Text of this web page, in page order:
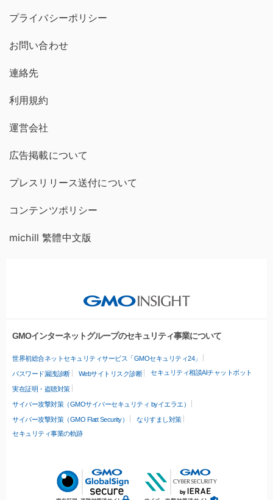
プライバシーポリシー
お問い合わせ
連絡先
利用規約
運営会社
広告掲載について
プレスリリース送付について
コンテンツポリシー
michill 繁體中文版
GMOインターネットグループのセキュリティ事業について
世界初総合ネットセキュリティサービス「GMOセキュリティ24」
パスワード漏洩診断 Webサイトリスク診断 セキュリティ相談AIチャットボット
実在証明・盗聴対策
サイバー攻撃対策（GMOサイバーセキュリティ byイエラエ）
サイバー攻撃対策（GMO Flatt Security）
なりすまし対策
セキュリティ事業の軌跡